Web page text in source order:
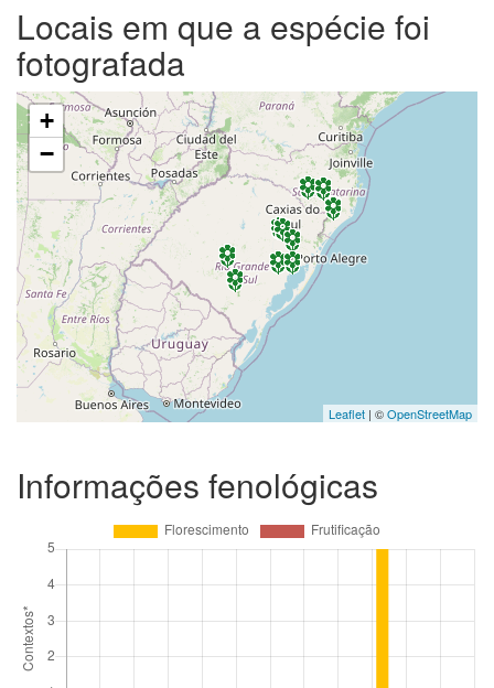
Locais em que a espécie foi
fotografada
+
−
Leaflet | ©OpenStreetMap
Informações fenológicas